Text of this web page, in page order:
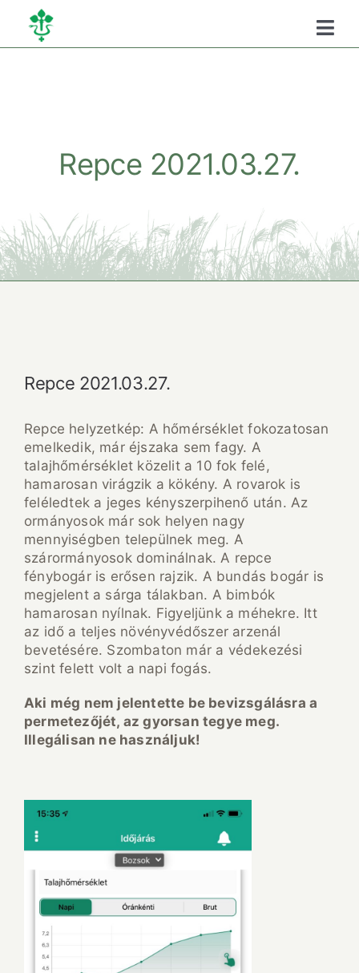
Kihagyás
Szükséghelyzeti
Repce 2021.03.27.
Repce 2021.03.27.
Repce helyzetkép: A hőmérséklet fokozatosan
emelkedik, már éjszaka sem fagy. A
talajhőmérséklet közelit a 10 fok felé,
hamarosan virágzik a kökény. A rovarok is
feléledtek a jeges kényszerpihenő után. Az
ormányosok már sok helyen nagy
mennyiségben települnek meg. A
szárormányosok dominálnak. A repce
fénybogár is erősen rajzik. A bundás bogár is
megjelent a sárga tálakban. A bimbók
hamarosan nyílnak. Figyeljünk a méhekre. Itt
az idő a teljes növényvédőszer arzenál
bevetésére. Szombaton már a védekezési
szint felett volt a napi fogás.
Aki még nem jelentette be bevizsgálásra a
permetezőjét, az gyorsan tegye meg.
Illegálisan ne használjuk!